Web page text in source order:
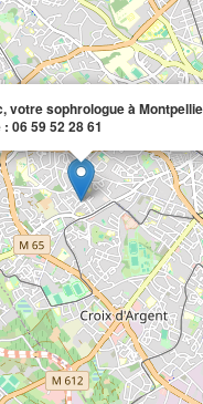
votre sophrologue à
06 59 52 28 61